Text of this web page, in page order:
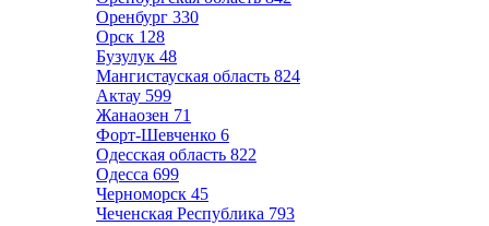
Оренбург 330
Орск 128
Бузулук 48
Мангистауская область 824
Актау 599
Жанаозен 71
Форт-Шевченко 6
Одесская область 822
Одесса 699
Черноморск 45
Чеченская Республика 793